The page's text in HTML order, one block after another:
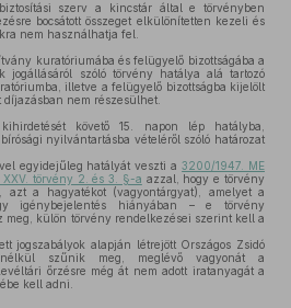
szerv a kincstár által e törvényben
bocsátott összeget elkülönítetten kezeli és
nem használhatja fel.
kuratóriumába és felügyelő bizottságába a
jogállásáról szóló törvény hatálya alá tartozó
illetve a felügyelő bizottságba kijelölt
nem részesülhet.
követő 15. napon lép hatályba,
nyilvántartásba vételéről szóló határozat
egyidejűleg hatályát veszti a3200/1947. ME
törvény 2. és 3. §-a azzal, hogy e törvény
azt a hagyatékot (vagyontárgyat), amelyet a
igénybejelentés hiányában – e törvény
meg, külön törvény rendelkezései szerint kell a
jogszabályok alapján létrejött Országos Zsidó
szűnik meg, meglévő vagyonát a
őrzésre még át nem adott iratanyagát a
kell adni.